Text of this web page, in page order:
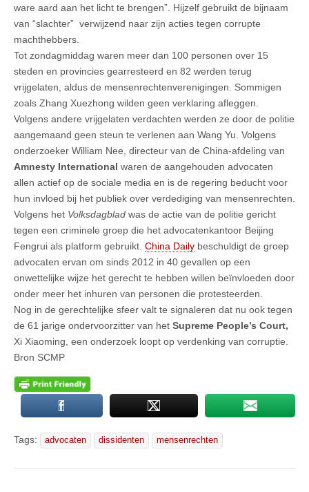
ware aard aan het licht te brengen”. Hijzelf gebruikt de bijnaam
van “slachter” verwijzend naar zijn acties tegen corrupte
machthebbers.
Tot zondagmiddag waren meer dan 100 personen over 15
steden en provincies gearresteerd en 82 werden terug
vrijgelaten, aldus de mensenrechtenverenigingen. Sommigen
zoals Zhang Xuezhong wilden geen verklaring afleggen.
Volgens andere vrijgelaten verdachten werden ze door de politie
aangemaand geen steun te verlenen aan Wang Yu. Volgens
onderzoeker William Nee, directeur van de China-afdeling van
Amnesty International waren de aangehouden advocaten
allen actief op de sociale media en is de regering beducht voor
hun invloed bij het publiek over verdediging van mensenrechten.
Volgens het Volksdagblad was de actie van de politie gericht
tegen een criminele groep die het advocatenkantoor Beijing
Fengrui als platform gebruikt. China Daily beschuldigt de groep
advocaten ervan om sinds 2012 in 40 gevallen op een
onwettelijke wijze het gerecht te hebben willen beïnvloeden door
onder meer het inhuren van personen die protesteerden.
Nog in de gerechtelijke sfeer valt te signaleren dat nu ook tegen
de 61 jarige ondervoorzitter van het Supreme People’s Court,
Xi Xiaoming, een onderzoek loopt op verdenking van corruptie.
Bron SCMP
Tags: advocaten dissidenten mensenrechten